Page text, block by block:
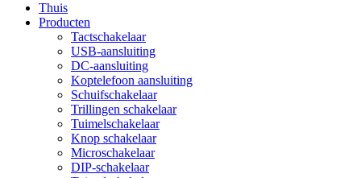
Thuis
Producten
Tactschakelaar
USB-aansluiting
DC-aansluiting
Koptelefoon aansluiting
Schuifschakelaar
Trillingen schakelaar
Tuimelschakelaar
Knop schakelaar
Microschakelaar
DIP-schakelaar